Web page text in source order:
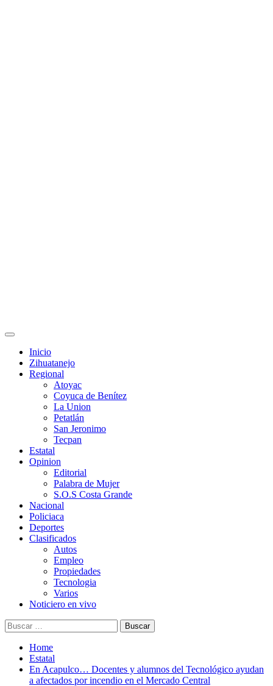
Primary
Inicio
Zihuatanejo
Regional
Atoyac
Coyuca de Benítez
La Union
Petatlán
San Jeronimo
Tecpan
Estatal
Opinion
Editorial
Palabra de Mujer
S.O.S Costa Grande
Nacional
Policiaca
Deportes
Clasificados
Autos
Empleo
Propiedades
Tecnologia
Varios
Noticiero en vivo
Buscar:
Home
Estatal
En Acapulco… Docentes y alumnos del Tecnológico ayudan
a afectados por incendio en el Mercado Central